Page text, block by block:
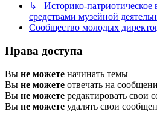
↳ Историко-патриотическое
средствами музейной
Сообщество молодых
Права доступа
Вы не можете начинать темы
Вы не можете отвечать на
Вы не можете редактировать свои
Вы не можете удалять свои